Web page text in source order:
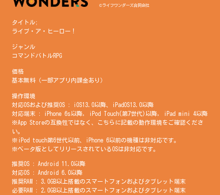
©ライフワンダーズ合同会社
タイトル;
ライブ・ア・ヒーロー！
ジャンル
コマンドバトルRPG
価格
基本無料（一部アプリ内課金あり）
操作環境
対応OSおよび推奨OS : iOS13.0以降、iPadOS13.0以降
対応端末 : iPhone 6s以降, iPod Touch(第7世代)以降, iPad mini 4以降
※App Storeの互換性ではなく、こちらに記載の動作環境をご確認くださ
い。
※iPod touch第6世代以前、iPhone 6以前の機種は非対応です。
※ベータ版としてリリースされているOSは非対応です。
推奨OS : Android 11.0以降
対応OS : Android 6.0以降
推奨RAM : 3.0GB以上搭載のスマートフォンおよびタブレット端末
必要RAM : 2.0GB以上搭載のスマートフォンおよびタブレット端末